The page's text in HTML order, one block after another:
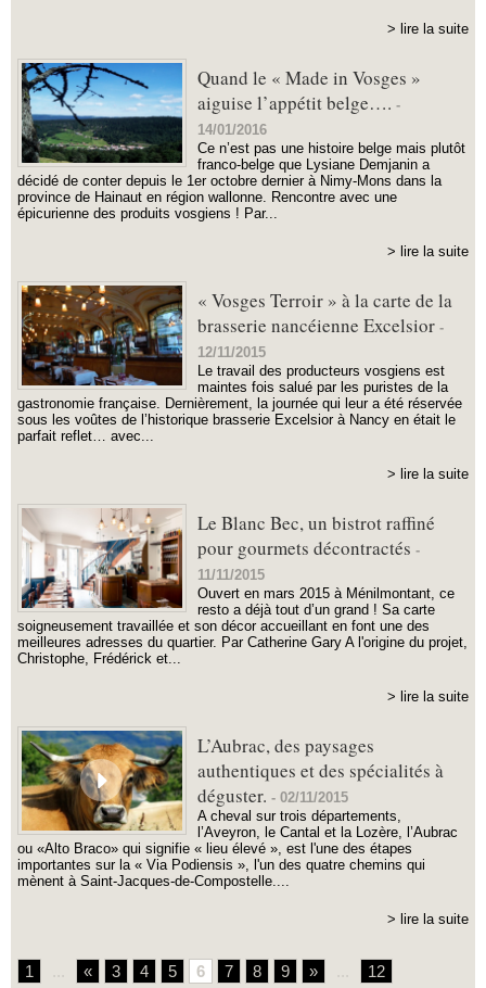
> lire la suite
Quand le « Made in Vosges »
aiguise l’appétit belge…. -
14/01/2016
Ce n’est pas une histoire belge mais plutôt
franco-belge que Lysiane Demjanin a
décidé de conter depuis le 1er octobre dernier à Nimy-Mons dans la
province de Hainaut en région wallonne. Rencontre avec une
épicurienne des produits vosgiens ! Par...
> lire la suite
« Vosges Terroir » à la carte de la
brasserie nancéienne Excelsior -
12/11/2015
Le travail des producteurs vosgiens est
maintes fois salué par les puristes de la
gastronomie française. Dernièrement, la journée qui leur a été réservée
sous les voûtes de l’historique brasserie Excelsior à Nancy en était le
parfait reflet… avec...
> lire la suite
Le Blanc Bec, un bistrot raffiné
pour gourmets décontractés -
11/11/2015
Ouvert en mars 2015 à Ménilmontant, ce
resto a déjà tout d’un grand ! Sa carte
soigneusement travaillée et son décor accueillant en font une des
meilleures adresses du quartier. Par Catherine Gary A l'origine du projet,
Christophe, Frédérick et...
> lire la suite
L’Aubrac, des paysages
authentiques et des spécialités à
déguster. - 02/11/2015
A cheval sur trois départements,
l’Aveyron, le Cantal et la Lozère, l’Aubrac
ou «Alto Braco» qui signifie « lieu élevé », est l'une des étapes
importantes sur la « Via Podiensis », l'un des quatre chemins qui
mènent à Saint-Jacques-de-Compostelle....
> lire la suite
1 « 3 4 5 6 7 8 9 » 12